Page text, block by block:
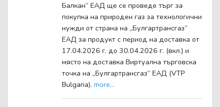
Балкан“ ЕАД ще се проведе търг за
покупка на природен газ за технологични
нужди от страна на „Булгартрансгаз“
ЕАД за продукт с период на доставка от
17.04.2026 г. до 30.04.2026 г. (вкл.) и
място на доставка Виртуална търговска
точка на „Булгартрансгаз“ ЕАД (VTP
Bulgaria). more...